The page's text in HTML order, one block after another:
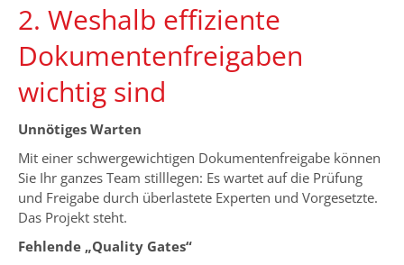
2. Weshalb effiziente
Dokumentenfreigaben
wichtig sind
Unnötiges Warten
Mit einer schwergewichtigen Dokumentenfreigabe können
Sie Ihr ganzes Team stilllegen: Es wartet auf die Prüfung
und Freigabe durch überlastete Experten und Vorgesetzte.
Das Projekt steht.
Fehlende „Quality Gates“